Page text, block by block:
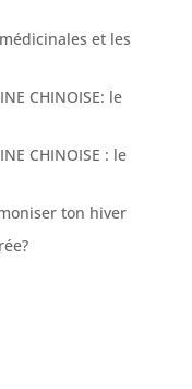
médicinales et les
CHINOISE: le
CHINOISE : le
ton hiver